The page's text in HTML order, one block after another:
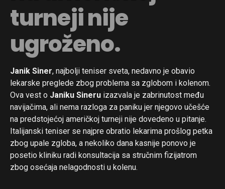
turneji nije
ugroženo.
Janik Siner, najbolji teniser sveta, nedavno je obavio
lekarske preglede zbog problema sa zglobom i kolenom.
Ova vest o Janiku Sineru izazvala je zabrinutost među
navijačima, ali nema razloga za paniku jer njegovo učešće
na predstojećoj američkoj turneji nije dovedeno u pitanje.
Italijanski teniser se najpre obratio lekarima prošlog petka
zbog upale zgloba, a nekoliko dana kasnije ponovo je
posetio kliniku radi konsultacija sa stručnim fizijatrom
zbog osećaja nelagodnosti u kolenu.